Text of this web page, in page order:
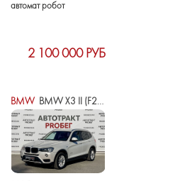
автомат робот
2 100 000 РУБ
BMW BMW X3 II (F25) РЕСТАЙЛИНГ